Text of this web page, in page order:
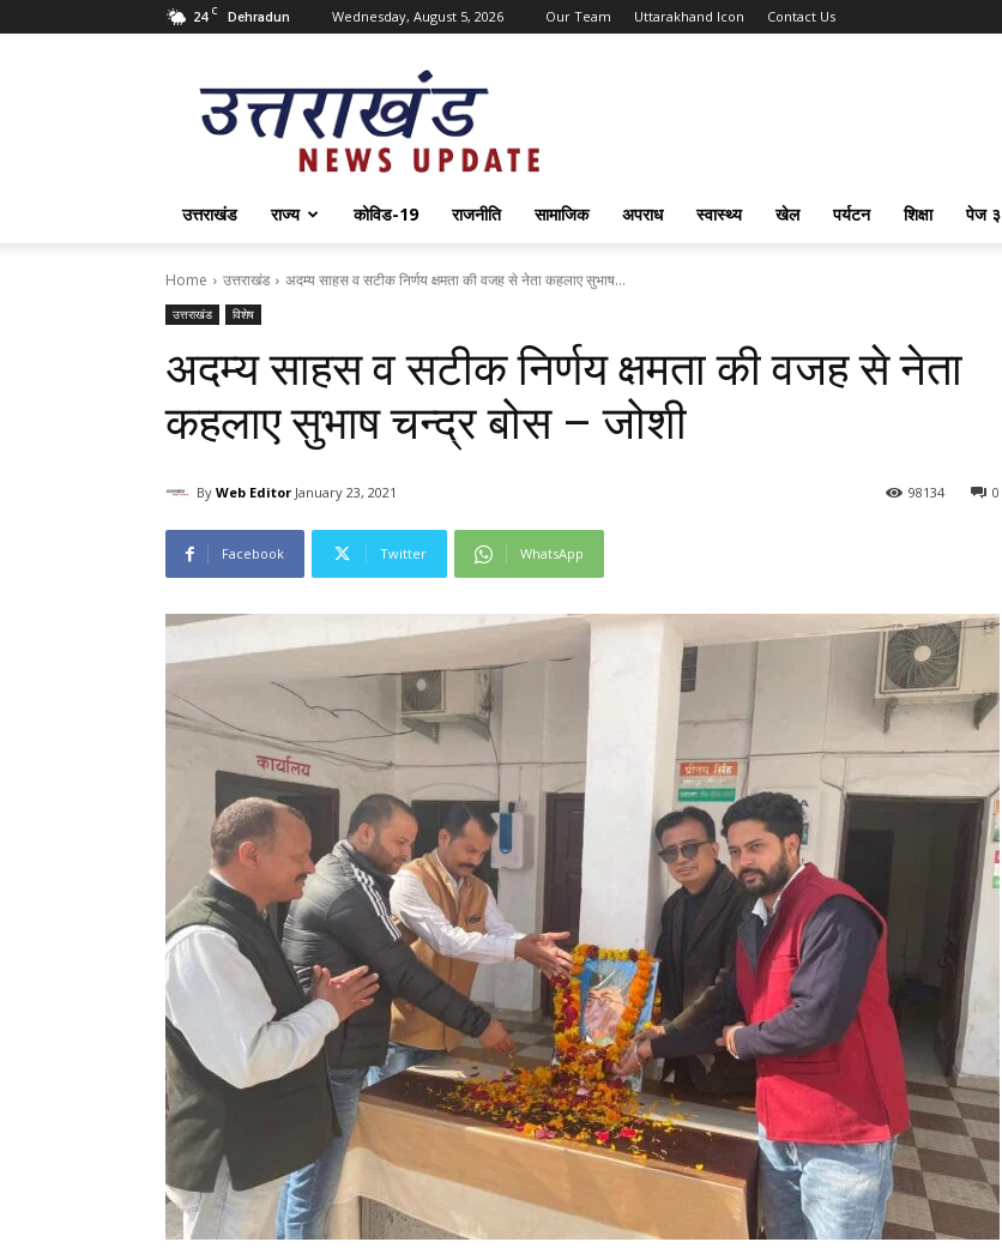
24 C Dehradun Wednesday, August 5, 2026 Our Team Uttarakhand Icon Contact Us
Uttarakhand
News
Update
उत्तराखंड राज्य कोविड-19 राजनीति सामाजिक अपराध स्वास्थ्य खेल पर्यटन शिक्षा पेज ३
Home उत्तराखंड अदम्य साहस व सटीक निर्णय क्षमता की वजह से नेता कहलाए सुभाष...
उत्तराखंड विशेष
अदम्य साहस व सटीक निर्णय क्षमता की वजह से नेता
कहलाए सुभाष चन्द्र बोस – जोशी
By Web Editor January 23, 2021 0
98134
Facebook Twitter WhatsApp